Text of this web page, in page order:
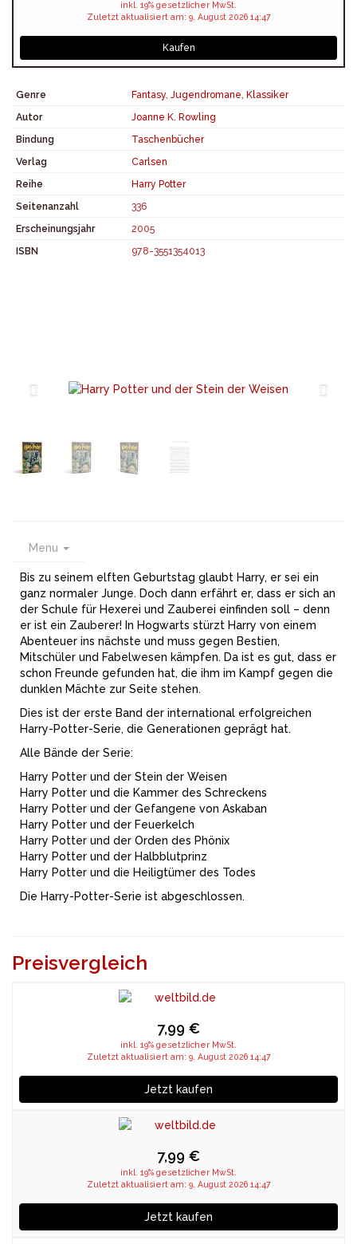
inkl. 19% gesetzlicher MwSt.
Zuletzt aktualisiert am: 9. August 2026 14:47
Kaufen
Genre Fantasy, Jugendromane, Klassiker
Autor
Joanne K. Rowling
Bindung
Taschenbücher
Verlag
Carlsen
Reihe
Harry Potter
Seitenanzahl
336
Erscheinungsjahr
2005
ISBN
978-3551354013
Menu
Bis zu seinem elften Geburtstag glaubt Harry, er sei ein
ganz normaler Junge. Doch dann erfährt er, dass er sich an
der Schule für Hexerei und Zauberei einfinden soll – denn
er ist ein Zauberer! In Hogwarts stürzt Harry von einem
Abenteuer ins nächste und muss gegen Bestien,
Mitschüler und Fabelwesen kämpfen. Da ist es gut, dass er
schon Freunde gefunden hat, die ihm im Kampf gegen die
dunklen Mächte zur Seite stehen.
Dies ist der erste Band der international erfolgreichen
Harry-Potter-Serie, die Generationen geprägt hat.
Alle Bände der Serie:
Harry Potter und der Stein der Weisen
Harry Potter und die Kammer des Schreckens
Harry Potter und der Gefangene von Askaban
Harry Potter und der Feuerkelch
Harry Potter und der Orden des Phönix
Harry Potter und der Halbblutprinz
Harry Potter und die Heiligtümer des Todes
Die Harry-Potter-Serie ist abgeschlossen.
Preisvergleich
7,99 €
inkl. 19% gesetzlicher MwSt.
Zuletzt aktualisiert am: 9. August 2026 14:47
Jetzt kaufen
7,99 €
inkl. 19% gesetzlicher MwSt.
Zuletzt aktualisiert am: 9. August 2026 14:47
Jetzt kaufen